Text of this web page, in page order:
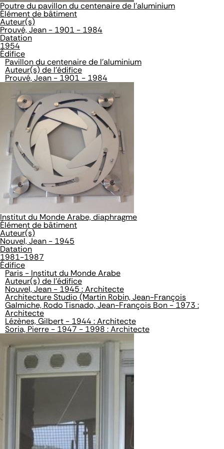
Poutre du pavillon du centenaire de l'aluminium
Élément de bâtiment
Auteur(s)
Prouvé, Jean - 1901 - 1984
Datation
1954
Édifice
Pavillon du centenaire de l'aluminium
Auteur(s) de l'édifice
Prouvé, Jean - 1901 - 1984
Institut du Monde Arabe, diaphragme
Élément de bâtiment
Auteur(s)
Nouvel, Jean - 1945
Datation
1981-1987
Édifice
Paris - Institut du Monde Arabe
Auteur(s) de l'édifice
Nouvel, Jean - 1945 : Architecte
Architecture Studio (Martin Robin, Jean-François
Galmiche, Rodo Tisnado, Jean-François Bon - 1973 :
Architecte
Lézènes, Gilbert - 1944 : Architecte
Soria, Pierre - 1947 - 1998 : Architecte